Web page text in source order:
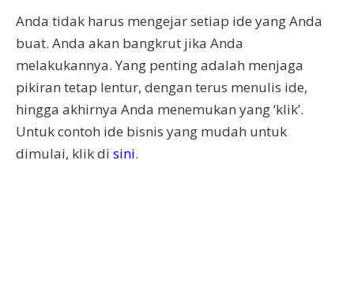
Anda tidak harus mengejar setiap ide yang Anda
buat. Anda akan bangkrut jika Anda
melakukannya. Yang penting adalah menjaga
pikiran tetap lentur, dengan terus menulis ide,
hingga akhirnya Anda menemukan yang ‘klik’.
Untuk contoh ide bisnis yang mudah untuk
dimulai, klik di sini.